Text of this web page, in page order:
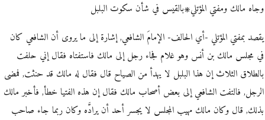
وجاه مالك ومفتي المؤتلي۞بالقيس في شأن سكوت البلبل
يقصد بمفتي المؤتلي -أي الحالف- الإمامَ الشافعي, إشارة إلى ما يروى أن الشافعي كان
في مجلس مالك بن أنس وهو غلام فجاء رجل إلى مالك فاستفتاه فقال إني حلفت
بالطلاق الثلاث إن هذا البلبل لا يهدأ من الصياح قال فقال له مالك قد حنثت, فمضى
الرجل, فالتفت الشافعي إلى بعض أصحاب مالك فقال إن هذه الفتيا خطأ, فأخبر مالك
بذلك, قال وكان مالك مهيب المجلس لا يجسر أحد أن يرادَّه وكان ربما جاء صاحب